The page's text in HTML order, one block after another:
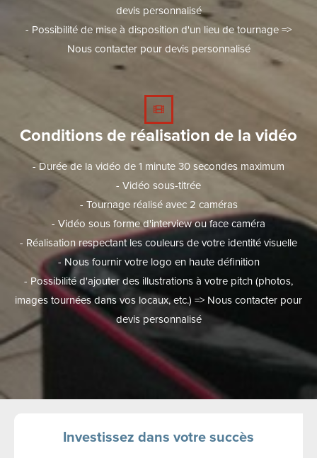
devis personnalisé
- Possibilité de mise à disposition d'un lieu de tournage =>
Nous contacter pour devis personnalisé
Conditions de réalisation de la vidéo
- Durée de la vidéo de 1 minute 30 secondes maximum
- Vidéo sous-titrée
- Tournage réalisé avec 2 caméras
- Vidéo sous forme d'interview ou face caméra
- Réalisation respectant les couleurs de votre identité visuelle
- Nous fournir votre logo en haute définition
- Possibilité d'ajouter des illustrations à votre pitch (photos,
images tournées dans vos locaux, etc.) => Nous contacter pour
devis personnalisé
Investissez dans votre succès